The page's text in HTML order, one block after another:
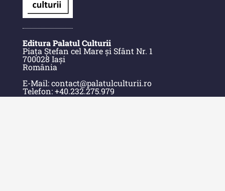
Indexul Complet
Informații Utile
Despre Editură
Contact
Editura Palatul Culturii
Piața Ștefan cel Mare și Sfânt Nr. 1
700028 Iași
România
E-Mail: contact@palatulculturii.ro
Telefon: +40.232.275.979